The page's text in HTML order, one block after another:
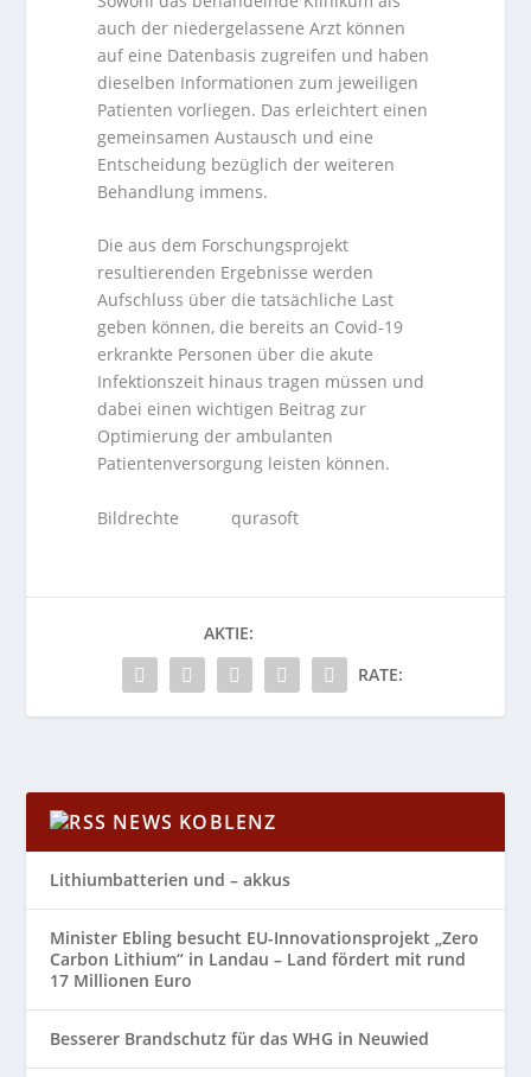
auch der niedergelassene Arzt können
auf eine Datenbasis zugreifen und haben
dieselben Informationen zum jeweiligen
Patienten vorliegen. Das erleichtert einen
gemeinsamen Austausch und eine
Entscheidung bezüglich der weiteren
Behandlung immens.
Die aus dem Forschungsprojekt
resultierenden Ergebnisse werden
Aufschluss über die tatsächliche Last
geben können, die bereits an Covid-19
erkrankte Personen über die akute
Infektionszeit hinaus tragen müssen und
dabei einen wichtigen Beitrag zur
Optimierung der ambulanten
Patientenversorgung leisten können.
Bildrechte qurasoft
AKTIE:
RATE:
NEWS KOBLENZ
Lithiumbatterien und – akkus
Minister Ebling besucht EU-Innovationsprojekt „Zero
Carbon Lithium“ in Landau – Land fördert mit rund
17 Millionen Euro
Besserer Brandschutz für das WHG in Neuwied